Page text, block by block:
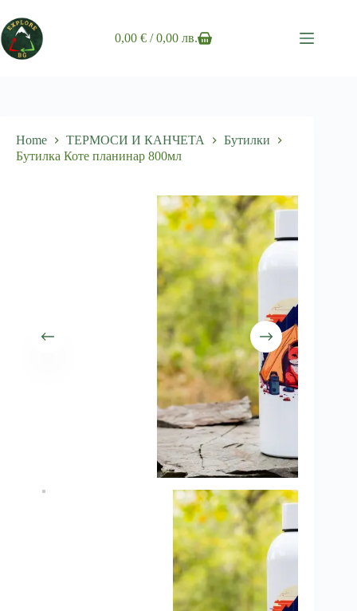
to
content
Shopping
0,00€ / 0,00 лв.
Home ТЕРМОСИ И КАНЧЕТА
Бутилки
Бутилка Коте планинар 800мл